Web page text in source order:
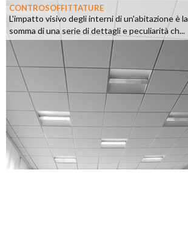
CONTROSOFFITTATURE
L'impatto visivo degli interni di un'abitazione è la
somma di una serie di dettagli e peculiarità ch...